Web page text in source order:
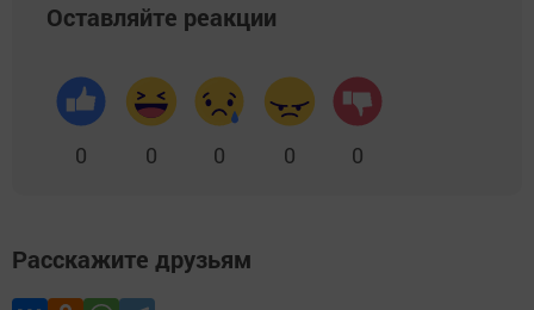
Оставляйте реакции
0 0 0 0 0
Расскажите друзьям